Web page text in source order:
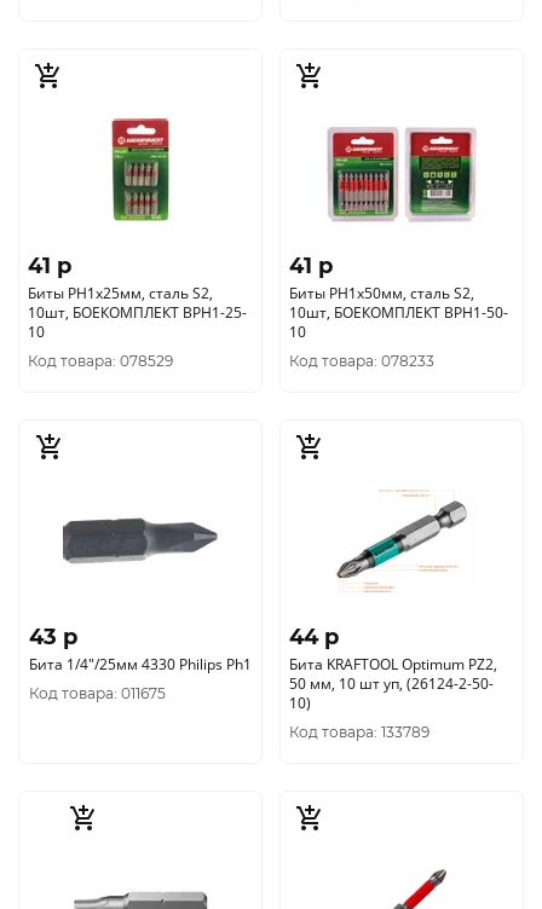
41 p
Биты PH1x25мм, сталь S2,
10шт, БОЕКОМПЛЕКТ BPH1-25-
10
Код товара: 078529
41 p
Биты PH1x50мм, сталь S2,
10шт, БОЕКОМПЛЕКТ BPH1-50-
10
Код товара: 078233
43 p
Бита 1/4"/25мм 4330 Philips Ph1
Код товара: 011675
44 p
Бита KRAFTOOL Optimum PZ2,
50 мм, 10 шт уп, (26124-2-50-
10)
Код товара: 133789